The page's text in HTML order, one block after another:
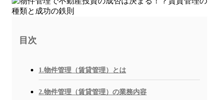
目次
1.物件管理（賃貸管理）とは
2.物件管理（賃貸管理）の業務内容